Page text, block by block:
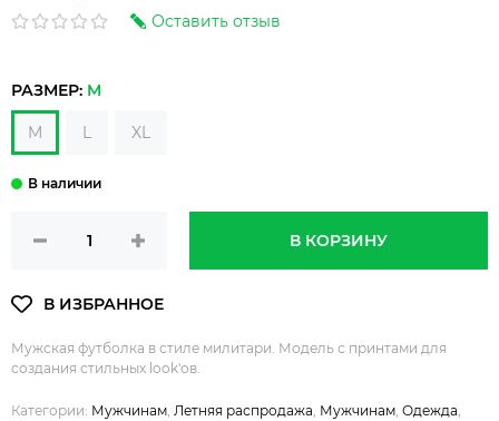
Оставить отзыв
РАЗМЕР: M
M L XL
В КОРЗИНУ
Мужская футболка в стиле милитари. Модель с принтами для
создания стильных look'ов.
Категории: Мужчинам, Летняя распродажа, Мужчинам, Одежда,